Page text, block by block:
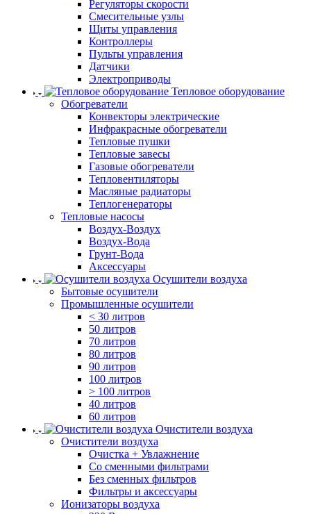
Регуляторы скорости
Смесительные узлы
Щиты управления
Контроллеры
Пульты управления
Датчики
Электроприводы
Тепловое оборудование
Обогреватели
Конвекторы электрические
Инфракрасные обогреватели
Тепловые пушки
Тепловые завесы
Газовые обогреватели
Тепловентиляторы
Масляные радиаторы
Теплогенераторы
Тепловые насосы
Воздух-Воздух
Воздух-Вода
Грунт-Вода
Аксессуары
Осушители воздуха
Бытовые осушители
Промышленные осушители
< 30 литров
50 литров
70 литров
80 литров
90 литров
100 литров
> 100 литров
40 литров
60 литров
Очистители воздуха
Очистители воздуха
Очистка + Увлажнение
Cо сменными фильтрами
Без сменных фильтров
Фильтры и аксессуары
Ионизаторы воздуха